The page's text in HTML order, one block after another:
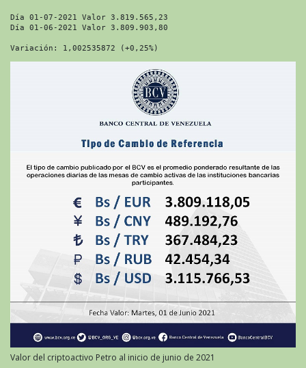
Día 01-07-2021 Valor 3.819.565,23
Día 01-06-2021 Valor 3.809.903,80
Variación: 1,002535872 (+0,25%)
Valor del criptoactivo Petro al inicio de junio de 2021